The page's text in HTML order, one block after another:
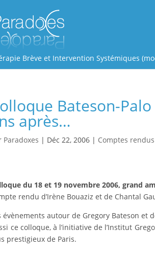
Brève et Intervention Systémiques
Bateson-
après…
Paradoxes | Déc 22, 2006 | Comptes rendus
du 18 et 19 novembre 2006, grand
rendu d’Irène Bouaziz et de Chantal
évènements autour de Gregory Bateson et
ce colloque, à l’initiative de l’Institut
prestigieux de Paris.